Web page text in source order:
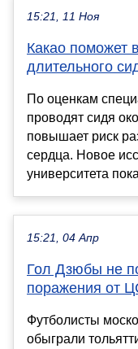
15:21, 11 Ноя
Какао поможет
длительного
По оценкам
проводят сидя
повышает риск
сердца. Новое
университета
15:21, 04 Апр
Гол Дзюбы не
поражения от
Футболисты
обыграли